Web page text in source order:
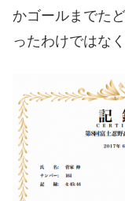
かゴールまでた
ったわけではなく